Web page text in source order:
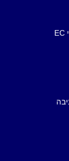
הורידו את המדריך להקמת תיק מוצר קוסמטי EC